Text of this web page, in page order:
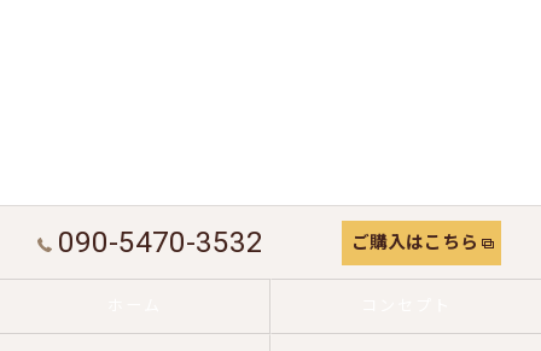
090-5470-3532 ご購入はこちら